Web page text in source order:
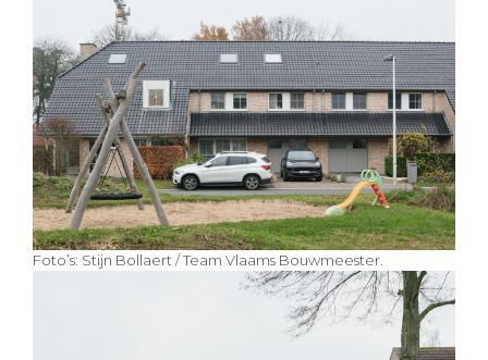
Foto’s: Stijn Bollaert / Team Vlaams Bouwmeester.